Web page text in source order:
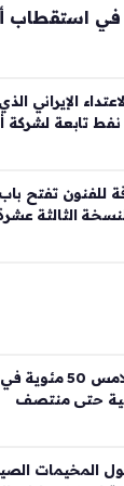
خلال العام المنصرم،
من التسهيلات
المواطنين
الإيراني
تابعة لشركة
للفنون تفتح
الثالثة
درجات حرارة تلامس 50 مئوية في
حتى منتصف
المخيمات